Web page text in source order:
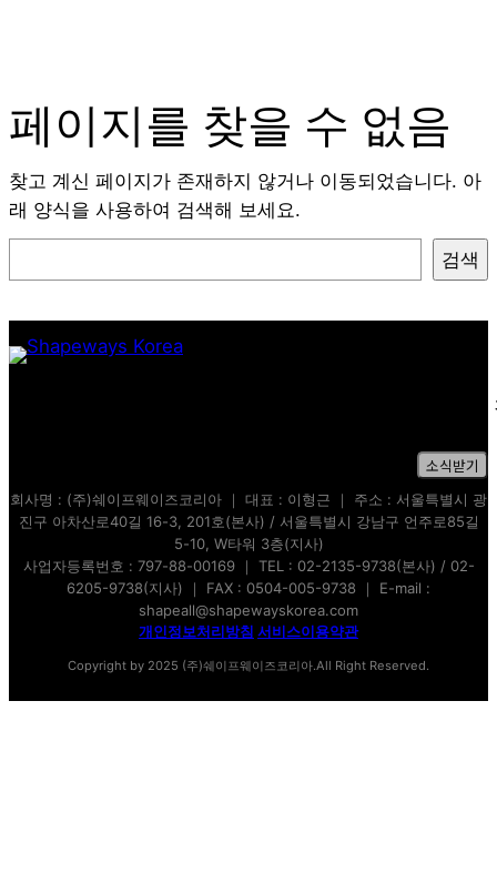
페이지를 찾을 수 없음
찾고 계신 페이지가 존재하지 않거나 이동되었습니다. 아
래 양식을 사용하여 검색해 보세요.
색
검색
✻ 구독 신청 시 개인정보처리방침에 동의한
소식받기
회사명 : (주)쉐이프웨이즈코리아 ｜ 대표 : 이형근 ｜ 주소 : 서울특별시 광
진구 아차산로40길 16-3, 201호(본사) / 서울특별시 강남구 언주로85길
5-10, W타워 3층(지사)
사업자등록번호 : 797-88-00169 ｜ TEL : 02-2135-9738(본사) / 02-
6205-9738(지사) ｜ FAX : 0504-005-9738 ｜ E-mail :
shapeall@shapewayskorea.com
개인정보처리방침 서비스이용약관
Copyright by 2025 (주)쉐이프웨이즈코리아.All Right Reserved.